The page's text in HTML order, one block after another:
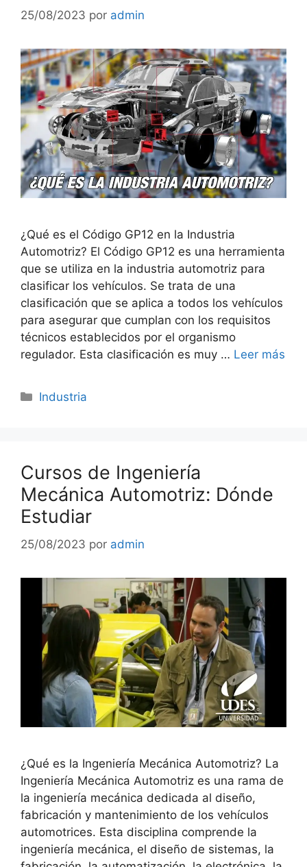
25/08/2023 por admin
¿Qué es el Código GP12 en la Industria
Automotriz? El Código GP12 es una herramienta
que se utiliza en la industria automotriz para
clasificar los vehículos. Se trata de una
clasificación que se aplica a todos los vehículos
para asegurar que cumplan con los requisitos
técnicos establecidos por el organismo
regulador. Esta clasificación es muy … Leer más
Categorías
Industria
Cursos de Ingeniería
Mecánica Automotriz: Dónde
Estudiar
25/08/2023 por admin
¿Qué es la Ingeniería Mecánica Automotriz? La
Ingeniería Mecánica Automotriz es una rama de
la ingeniería mecánica dedicada al diseño,
fabricación y mantenimiento de los vehículos
automotrices. Esta disciplina comprende la
ingeniería mecánica, el diseño de sistemas, la